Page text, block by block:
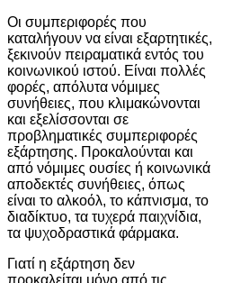
Οι συμπεριφορές που
καταλήγουν να είναι εξαρτητικές,
ξεκινούν πειραματικά εντός του
κοινωνικού ιστού. Είναι πολλές
φορές, απόλυτα νόμιμες
συνήθειες, που κλιμακώνονται
και εξελίσσονται σε
προβληματικές συμπεριφορές
εξάρτησης. Προκαλούνται και
από νόμιμες ουσίες ή κοινωνικά
αποδεκτές συνήθειες, όπως
είναι το αλκοόλ, το κάπνισμα, το
διαδίκτυο, τα τυχερά παιχνίδια,
τα ψυχοδραστικά φάρμακα.
Γιατί η εξάρτηση δεν
προκαλείται μόνο από τις